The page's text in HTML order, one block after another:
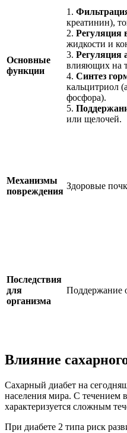
Основные
функции
1.
креатинин),
2. Регуляция
жидкости и
3. Регуляция
влияющих на
4. Синтез
кальцитриол
фосфора).
5.
или щелочей.
Механизмы
повреждения
Здоровые
Последствия
для
организма
Поддержание
Влияние
Сахарный диабет на
населения мира. С течением
характеризуется сложным
При диабете 2 типа риск